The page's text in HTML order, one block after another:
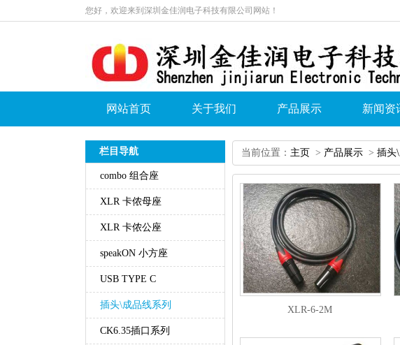
您好，欢迎来到深圳金佳润电子科技有限公司网站！
网站首页 关于我们 产品展示 新闻资
栏目导航
combo组合座
XLR卡侬母座
XLR卡侬公座
speakON小方座
USBTYPEC
插头\成品线系列
CK6.35插口系列
当前位置： 主页 > 产品展示 > 插头
XLR-6-2M